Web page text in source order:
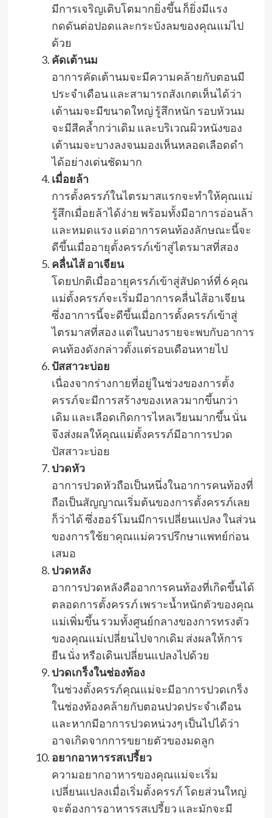
มีการเจริญเติบโตมากยิ่งขึ้น ก็ยิ่งมีแรง
กดดันต่อปอดและกระบังลมของคุณแม่ไป
ด้วย
คัดเต้านม
อาการคัดเต้านมจะมีความคล้ายกับตอนมี
ประจำเดือน และสามารถสังเกตเห็นได้ว่า
เต้านมจะมีขนาดใหญ่ รู้สึกหนัก รอบหัวนม
จะมีสีคล้ำกว่าเดิม และบริเวณผิวหนังของ
เต้านมจะบางลงจนมองเห็นหลอดเลือดดำ
ได้อย่างเด่นชัดมาก
เมื่อยล้า
การตั้งครรภ์ในไตรมาสแรกจะทำให้คุณแม่
รู้สึกเมื่อยล้าได้ง่าย พร้อมทั้งมีอาการอ่อนล้า
และหมดแรง แต่อาการคนท้องลักษณะนี้จะ
ดีขึ้นเมื่ออายุตั้งครรภ์เข้าสู่ไตรมาสที่สอง
คลื่นไส้ อาเจียน
โดยปกติเมื่ออายุครรภ์เข้าสู่สัปดาห์ที่ 6 คุณ
แม่ตั้งครรภ์จะเริ่มมีอาการคลื่นไส้อาเจียน
ซึ่งอาการนี้จะดีขึ้นเมื่อการตั้งครรภ์เข้าสู่
ไตรมาสที่สอง แต่ในบางรายจะพบกับอาการ
คนท้องดังกล่าวตั้งแต่รอบเดือนหายไป
ปัสสาวะบ่อย
เนื่องจากร่างกายที่อยู่ในช่วงของการตั้ง
ครรภ์จะมีการสร้างของเหลวมากขึ้นกว่า
เดิม และเลือดเกิดการไหลเวียนมากขึ้น นั่น
จึงส่งผลให้คุณแม่ตั้งครรภ์มีอาการปวด
ปัสสาวะบ่อย
ปวดหัว
อาการปวดหัวถือเป็นหนึ่งในอาการคนท้องที่
ถือเป็นสัญญาณเริ่มต้นของการตั้งครรภ์เลย
ก็ว่าได้ ซึ่งฮอร์โมนมีการเปลี่ยนแปลง ในส่วน
ของการใช้ยาคุณแม่ควรปรึกษาแพทย์ก่อน
เสมอ
ปวดหลัง
อาการปวดหลังคืออาการคนท้องที่เกิดขึ้นได้
ตลอดการตั้งครรภ์ เพราะน้ำหนักตัวของคุณ
แม่เพิ่มขึ้น รวมทั้งศูนย์กลางของการทรงตัว
ของคุณแม่เปลี่ยนไปจากเดิม ส่งผลให้การ
ยืน นั่ง หรือเดินเปลี่ยนแปลงไปด้วย
ปวดเกร็งในช่องท้อง
ในช่วงตั้งครรภ์คุณแม่จะมีอาการปวดเกร็ง
ในช่องท้องคล้ายกับตอนปวดประจำเดือน
และหากมีอาการปวดหน่วงๆ เป็นไปได้ว่า
อาจเกิดจากการขยายตัวของมดลูก
อยากอาหารรสเปรี้ยว
ความอยากอาหารของคุณแม่จะเริ่ม
เปลี่ยนแปลงเมื่อเริ่มตั้งครรภ์ โดยส่วนใหญ่
จะต้องการอาหารรสเปรี้ยว และมักจะมี